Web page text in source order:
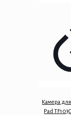
Камера
Pad